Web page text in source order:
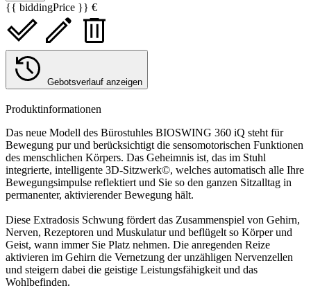
{{ biddingPrice }} €
Gebotsverlauf anzeigen
Produktinformationen
Das neue Modell des Bürostuhles BIOSWING 360 iQ steht für
Bewegung pur und berücksichtigt die sensomotorischen Funktionen
des menschlichen Körpers. Das Geheimnis ist, das im Stuhl
integrierte, intelligente 3D-Sitzwerk©, welches automatisch alle Ihre
Bewegungsimpulse reflektiert und Sie so den ganzen Sitzalltag in
permanenter, aktivierender Bewegung hält.
Diese Extradosis Schwung fördert das Zusammenspiel von Gehirn,
Nerven, Rezeptoren und Muskulatur und beflügelt so Körper und
Geist, wann immer Sie Platz nehmen. Die anregenden Reize
aktivieren im Gehirn die Vernetzung der unzähligen Nervenzellen
und steigern dabei die geistige Leistungsfähigkeit und das
Wohlbefinden.